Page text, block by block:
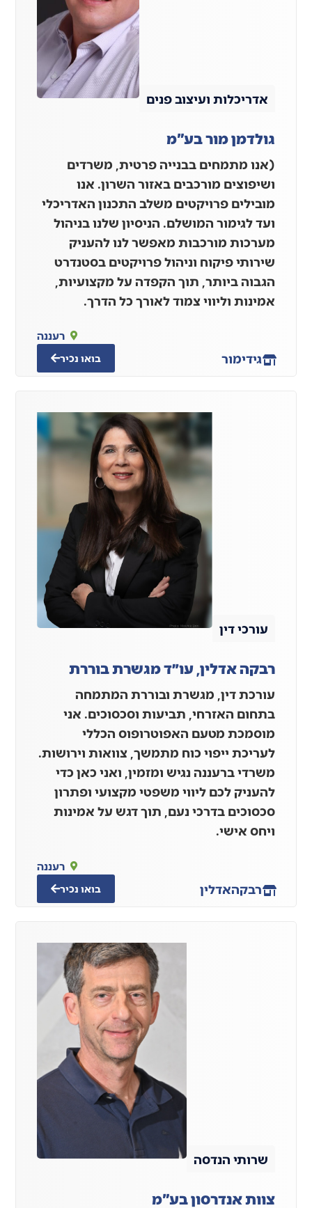
אדריכלות ועיצוב פנים
גולדמן מור בע"מ
(אנו מתמחים בבנייה פרטית, משרדים
ושיפוצים מורכבים באזור השרון. אנו
מובילים פרויקטים משלב התכנון האדריכלי
ועד לגימור המושלם. הניסיון שלנו בניהול
מערכות מורכבות מאפשר לנו להעניק
שירותי פיקוח וניהול פרויקטים בסטנדרט
הגבוה ביותר, תוך הקפדה על מקצועיות,
אמינות וליווי צמוד לאורך כל הדרך.
גידימור
רעננה
בואו נכיר
עורכי דין
רבקה אדלין, עו״ד מגשרת בוררת
עורכת דין, מגשרת ובוררת המתמחה
בתחום האזרחי, תביעות וסכסוכים. אני
מוסמכת מטעם האפוטרופוס הכללי
לעריכת ייפוי כוח מתמשך, צוואות וירושות.
משרדי ברעננה נגיש ומזמין, ואני כאן כדי
להעניק לכם ליווי משפטי מקצועי ופתרון
סכסוכים בדרכי נעם, תוך דגש על אמינות
ויחס אישי.
רבקהאדלין
רעננה
בואו נכיר
שרותי הנדסה
צוות אנדרסון בע"מ